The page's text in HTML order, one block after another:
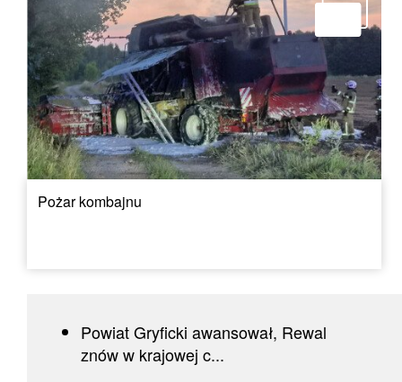
Pożar kombajnu
Powiat Gryficki awansował, Rewal
znów w krajowej c...